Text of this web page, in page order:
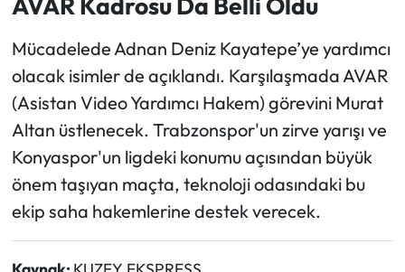
Mücadelede Adnan Deniz Kayatepe’ye yardımcı
olacak isimler de açıklandı. Karşılaşmada AVAR
(Asistan Video Yardımcı Hakem) görevini Murat
Altan üstlenecek. Trabzonspor'un zirve yarışı ve
Konyaspor'un ligdeki konumu açısından büyük
önem taşıyan maçta, teknoloji odasındaki bu
ekip saha hakemlerine destek verecek.